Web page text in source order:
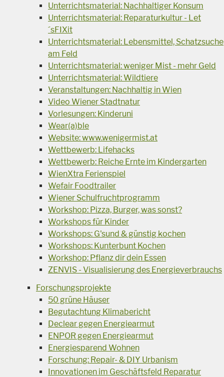
Unterrichtsmaterial: Nachhaltiger Konsum
Unterrichtsmaterial: Reparaturkultur - Let
´sFIXit
Unterrichtsmaterial: Lebensmittel, Schatzsuche
am Feld
Unterrichtsmaterial: weniger Mist - mehr Geld
Unterrichtsmaterial: Wildtiere
Veranstaltungen: Nachhaltig in Wien
Video Wiener Stadtnatur
Vorlesungen: Kinderuni
Wear(a)ble
Website: www.wenigermist.at
Wettbewerb: Lifehacks
Wettbewerb: Reiche Ernte im Kindergarten
WienXtra Ferienspiel
Wefair Foodtrailer
Wiener Schulfruchtprogramm
Workshop: Pizza, Burger, was sonst?
Workshops für Kinder
Workshops: G'sund & günstig kochen
Workshops: Kunterbunt Kochen
Workshop: Pflanz dir dein Essen
ZENVIS - Visualisierung des Energieverbrauchs
Forschungsprojekte
50 grüne Häuser
Begutachtung Klimabericht
Declear gegen Energiearmut
ENPOR gegen Energiearmut
Energiesparend Wohnen
Forschung: Repair- & DIY Urbanism
Innovationen im Geschäftsfeld Reparatur